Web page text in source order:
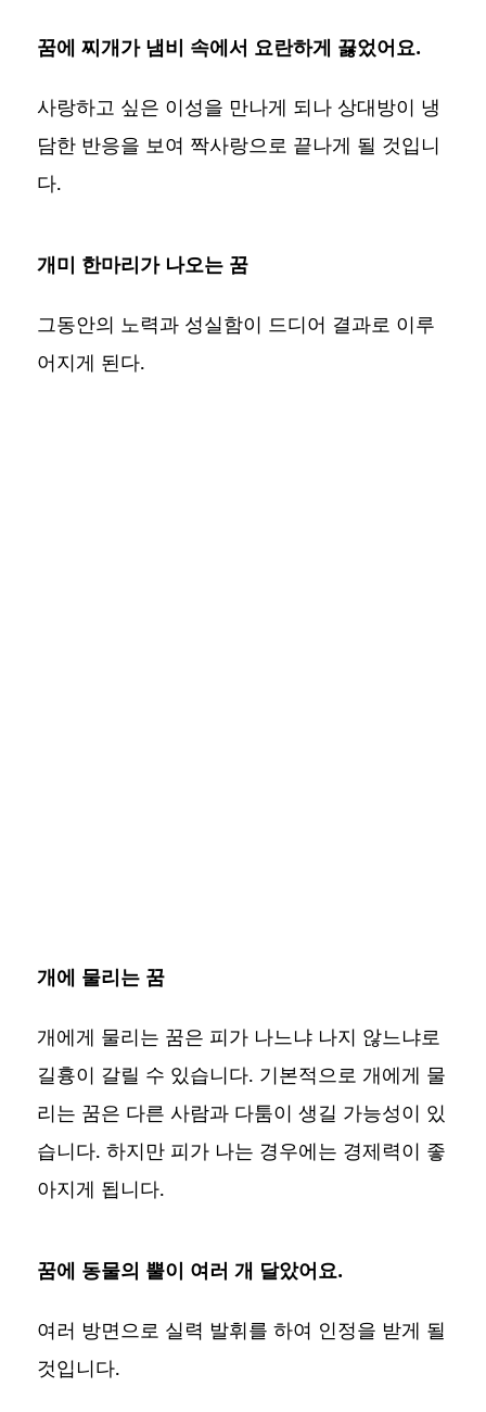
꿈에 찌개가 냄비 속에서 요란하게 끓었어요.
사랑하고 싶은 이성을 만나게 되나 상대방이 냉
담한 반응을 보여 짝사랑으로 끝나게 될 것입니
다.
개미 한마리가 나오는 꿈
그동안의 노력과 성실함이 드디어 결과로 이루
어지게 된다.
개에 물리는 꿈
개에게 물리는 꿈은 피가 나느냐 나지 않느냐로
길흉이 갈릴 수 있습니다. 기본적으로 개에게 물
리는 꿈은 다른 사람과 다툼이 생길 가능성이 있
습니다. 하지만 피가 나는 경우에는 경제력이 좋
아지게 됩니다.
꿈에 동물의 뿔이 여러 개 달았어요.
여러 방면으로 실력 발휘를 하여 인정을 받게 될
것입니다.